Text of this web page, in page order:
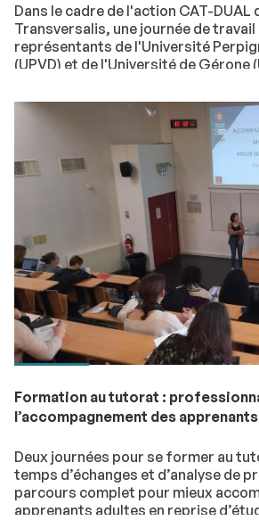
Dans le cadre de l'action CAT-DUAL
Transversalis, une journée de
représentants de l'Université
(UPVD) et de l'Université de Gérone
Objectif : poser les bases d'une
partenariat pour développer la
favoriser l'alternance dans
Formation au tutorat :
l’accompagnement des apprenants
Deux journées pour se former au
temps d’échanges et d’analyse de
parcours complet pour mieux
apprenants adultes en reprise